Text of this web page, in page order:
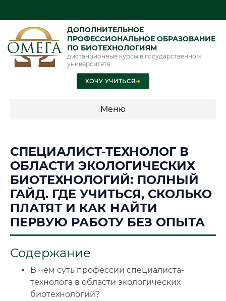
ДОПОЛНИТЕЛЬНОЕ
ПРОФЕССИОНАЛЬНОЕ ОБРАЗОВАНИЕ
ПО БИОТЕХНОЛОГИЯМ
дистанционные курсы в государственном
университете
ХОЧУ УЧИТЬСЯ➜
Меню
Стоимость по программам обучения "Биотехнологии"
📜 Документы и аккредитация ФИС ФРДО
СПЕЦИАЛИСТ-ТЕХНОЛОГ В
ОБЛАСТИ ЭКОЛОГИЧЕСКИХ
БИОТЕХНОЛОГИЙ: ПОЛНЫЙ
ГАЙД. ГДЕ УЧИТЬСЯ, СКОЛЬКО
ПЛАТЯТ И КАК НАЙТИ
ПЕРВУЮ РАБОТУ БЕЗ ОПЫТА
Содержание
В чем суть профессии специалиста-
технолога в области экологических
биотехнологий?